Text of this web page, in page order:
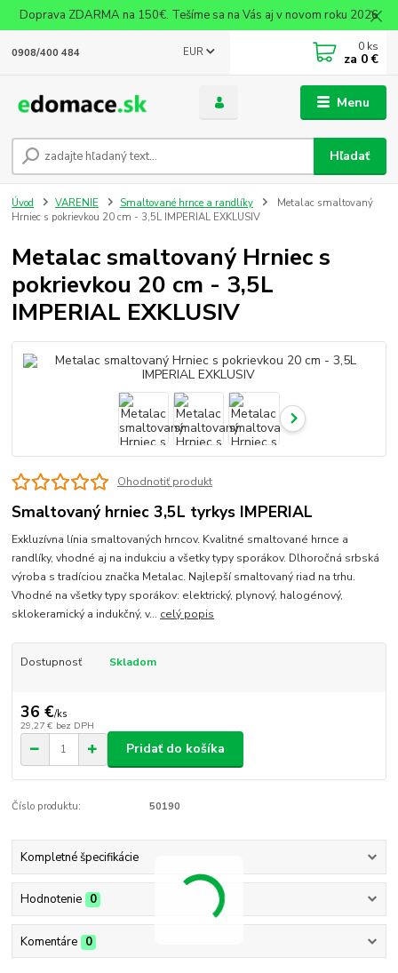
Doprava ZDARMA na 150€. Tešíme sa na Vás aj v novom roku 2026
Menu
EUR
Hľadať
0908/400 484 0 ks
za 0 €
Úvod VARENIE Smaltované hrnce a randlíky
Metalac smaltovaný
Hrniec s pokrievkou 20 cm - 3,5L IMPERIAL EXKLUSIV
Metalac smaltovaný Hrniec s
pokrievkou 20 cm - 3,5L
IMPERIAL EXKLUSIV
Ohodnotiť produkt
Smaltovaný hrniec 3,5L tyrkys IMPERIAL
Exkluzívna línia smaltovaných hrncov. Kvalitné smaltované hrnce a
randlíky, vhodné aj na indukciu a všetky typy sporákov. Dlhoročná srbská
výroba s tradíciou značka Metalac. Najlepší smaltovaný riad na trhu.
Vhodné na všetky typy sporákov: elektrický, plynový, halogénový,
sklokeramický a indukčný, v... celý popis
Dostupnosť Skladom
36 €/ks
29,27 € bez DPH
Pridať do košíka
Číslo produktu: 50190
Kompletné špecifikácie
Hodnotenie 0
Komentáre 0